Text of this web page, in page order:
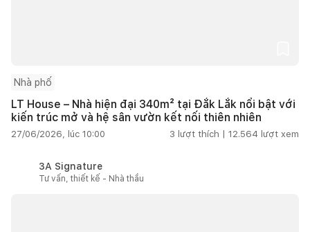
Nhà phố
LT House – Nhà hiện đại 340m² tại Đắk Lắk nổi bật với
kiến trúc mở và hệ sân vườn kết nối thiên nhiên
27/06/2026, lúc 10:00 3 lượt thích | 12.564 lượt xem
3A Signature
Tư vấn, thiết kế - Nhà thầu